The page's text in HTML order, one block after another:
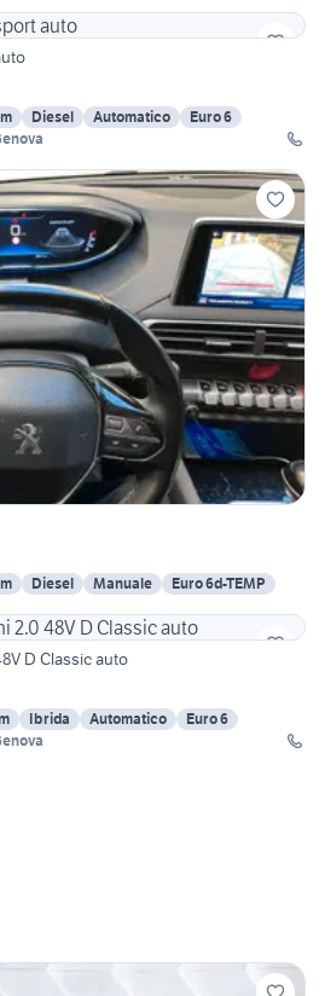
Diesel Automatico
Euro 6
Diesel Manuale
Euro 6d-TEMP
D Classic auto
Ibrida Automatico
Euro 6